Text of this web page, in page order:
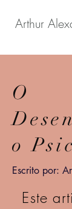
Arthur
O
o
Escrito por:
Este